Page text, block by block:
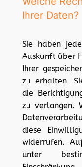
Ihrer Daten?
Sie haben
Auskunft über
Ihrer
zu erhalten.
die
zu verlangen.
diese
widerrufen.
unter